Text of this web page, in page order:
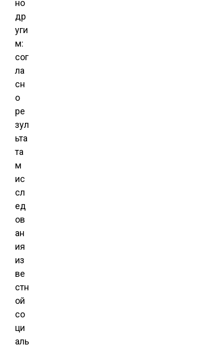
но
др
уги
м:
сог
ла
сн
о
ре
зул
ьта
та
м
ис
сл
ед
ов
ан
ия
из
ве
стн
ой
со
ци
аль